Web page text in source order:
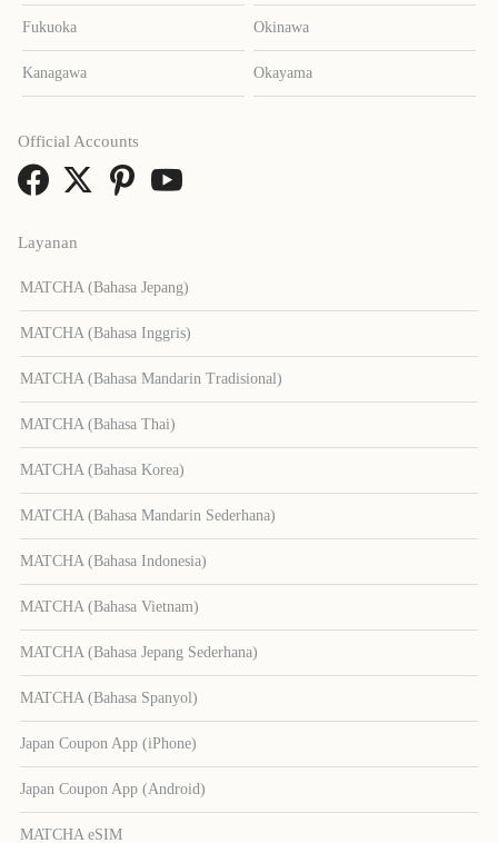
Fukuoka Okinawa
Kanagawa Okayama
Layanan
MATCHA (Bahasa Jepang)
MATCHA (Bahasa Inggris)
MATCHA (Bahasa Mandarin Tradisional)
MATCHA (Bahasa Thai)
MATCHA (Bahasa Korea)
MATCHA (Bahasa Mandarin Sederhana)
MATCHA (Bahasa Indonesia)
MATCHA (Bahasa Vietnam)
MATCHA (Bahasa Jepang Sederhana)
MATCHA (Bahasa Spanyol)
Japan Coupon App (iPhone)
Japan Coupon App (Android)
MATCHA eSIM
Official Accounts